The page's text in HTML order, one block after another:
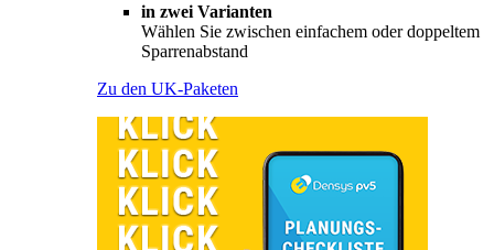
in zwei Varianten
Wählen Sie zwischen einfachem oder doppeltem
Sparrenabstand
Zu den UK-Paketen